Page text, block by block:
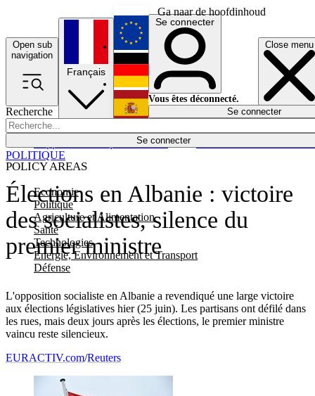
Ga naar de hoofdinhoud
Open sub
navigation
Close menu
Recherche
Se connecter
POLICY AREAS
Economie
Politique
Agriculture et Alimentation
Santé
Technologies
Energie, Environnement et Transport
Défense
Économie
Français
English
Deutsch
Español
Se connecter
Vous êtes déconnecté.
Se connecter
Élections en Albanie : victoire
des socialistes, silence du
premier ministre
L'opposition socialiste en Albanie a revendiqué une large victoire
aux élections législatives hier (25 juin). Les partisans ont défilé dans
les rues, mais deux jours après les élections, le premier ministre
vaincu reste silencieux.
POLITIQUE
EURACTIV.com/Reuters